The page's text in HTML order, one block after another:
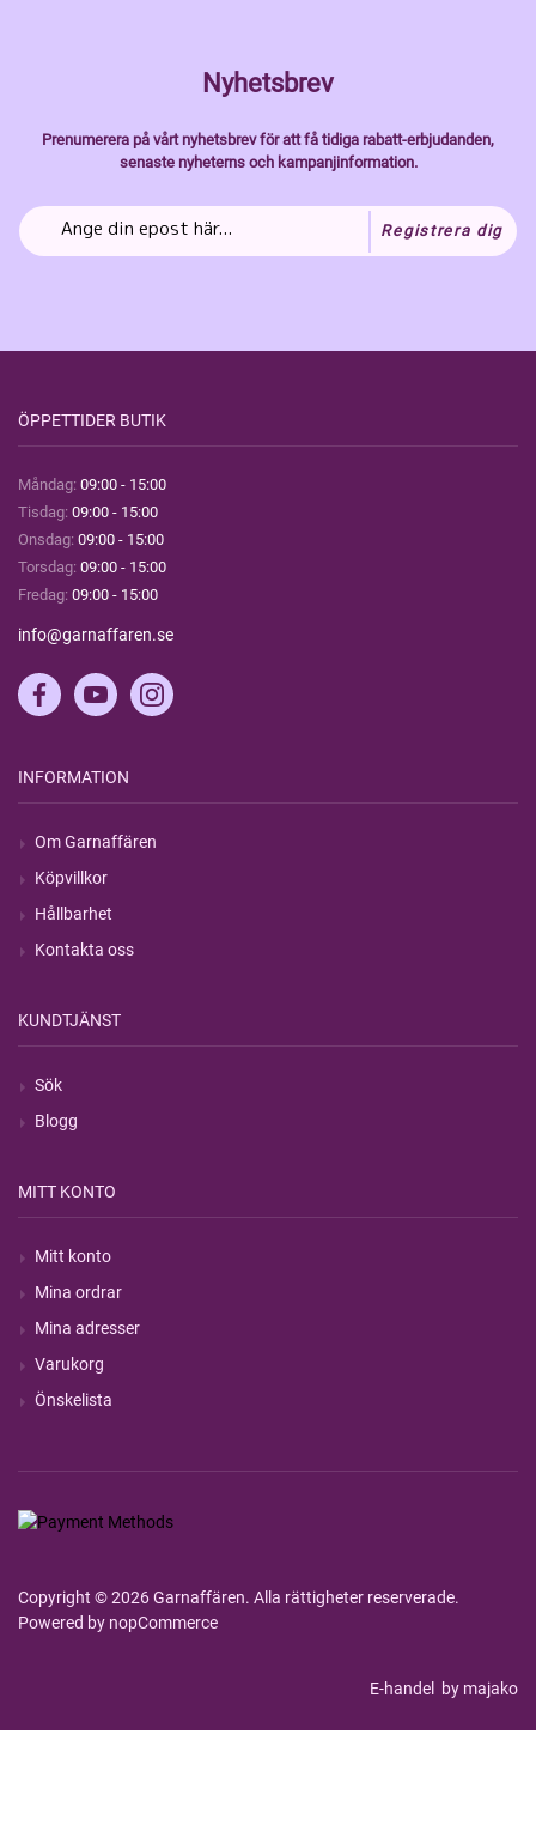
Nyhetsbrev
Prenumerera på vårt nyhetsbrev för att få tidiga rabatt-erbjudanden,
senaste nyheterns och kampanjinformation.
Registrera dig
ÖPPETTIDER BUTIK
Måndag: 09:00 - 15:00
Tisdag: 09:00 - 15:00
Onsdag: 09:00 - 15:00
Torsdag: 09:00 - 15:00
Fredag: 09:00 - 15:00
info@garnaffaren.se
INFORMATION
Om Garnaffären
Köpvillkor
Hållbarhet
Kontakta oss
KUNDTJÄNST
Sök
Blogg
MITT KONTO
Mitt konto
Mina ordrar
Mina adresser
Varukorg
Önskelista
Copyright © 2026 Garnaffären. Alla rättigheter reserverade.
Powered by nopCommerce
E-handel by majako